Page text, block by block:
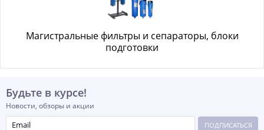
Магистральные фильтры и сепараторы, блоки
подготовки
Будьте в курсе!
Новости, обзоры и акции
ПОДПИСАТЬСЯ